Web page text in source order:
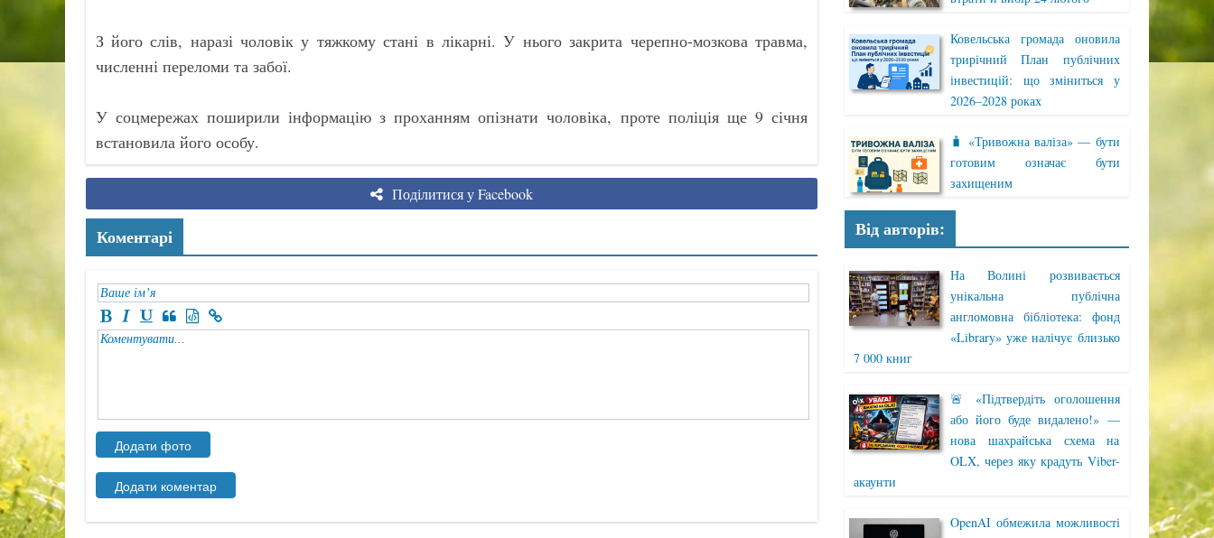
З його слів, наразі чоловік у тяжкому стані в лікарні. У нього закрита черепно-мозкова травма,
численні переломи та забої.
У соцмережах поширили інформацію з проханням опізнати чоловіка, проте поліція ще 9 січня
встановила його особу.
Поділитися у Facebook
Коментарі
Ковельська громада оновила
трирічний План публічних
інвестицій: що зміниться у
2026–2028 роках
🧳 «Тривожна валіза» — бути
готовим означає бути
захищеним
Від авторів:
На Волині розвивається
унікальна публічна
англомовна бібліотека: фонд
«Library» уже налічує близько
7 000 книг
🚨 «Підтвердіть оголошення
або його буде видалено!» —
нова шахрайська схема на
OLX, через яку крадуть Viber-
акаунти
OpenAI обмежила можливості